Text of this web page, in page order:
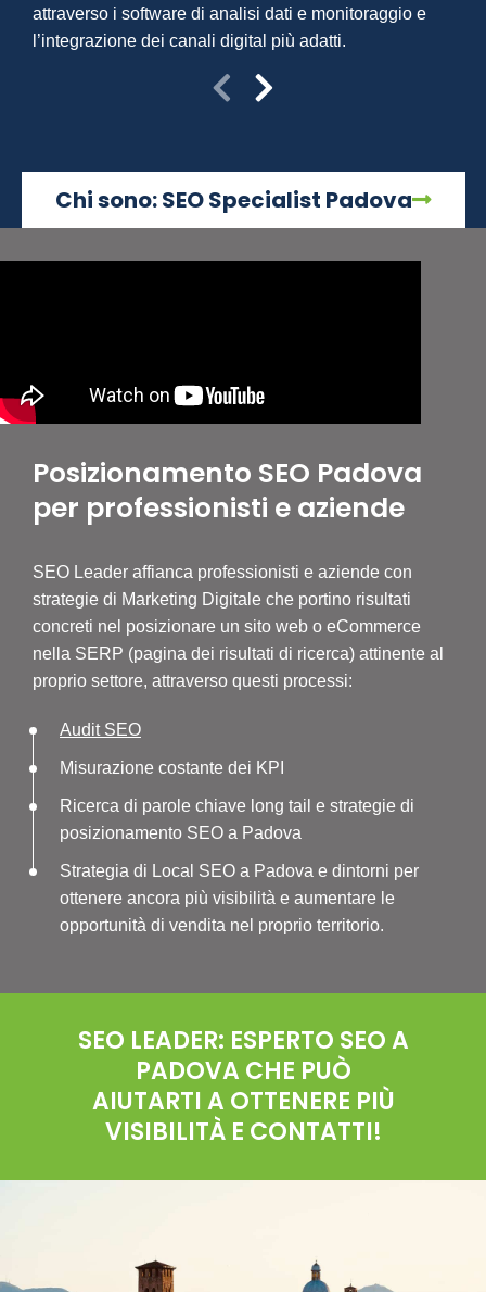
attraverso i software di analisi dati e monitoraggio e
l’integrazione dei canali digital più adatti.
Chi sono: SEO Specialist Padova
Posizionamento SEO Padova
per professionisti e aziende
SEO Leader affianca professionisti e aziende con
strategie di Marketing Digitale che portino risultati
concreti nel posizionare un sito web o eCommerce
nella SERP (pagina dei risultati di ricerca) attinente al
proprio settore, attraverso questi processi:
Audit SEO
Misurazione costante dei KPI
Ricerca di parole chiave long tail e strategie di
posizionamento SEO a Padova
Strategia di Local SEO a Padova e dintorni per
ottenere ancora più visibilità e aumentare le
opportunità di vendita nel proprio territorio.
SEO LEADER: ESPERTO SEO A
PADOVA CHE PUÒ
AIUTARTI A OTTENERE PIÙ
VISIBILITÀ E CONTATTI!